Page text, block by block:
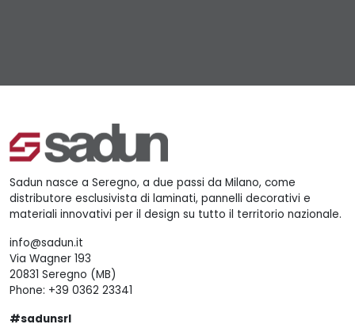
Sadun nasce a Seregno, a due passi da Milano, come
distributore esclusivista di laminati, pannelli decorativi e
materiali innovativi per il design su tutto il territorio nazionale.
info@sadun.it
Via Wagner 193
20831 Seregno (MB)
Phone: +39 0362 23341
#sadunsrl